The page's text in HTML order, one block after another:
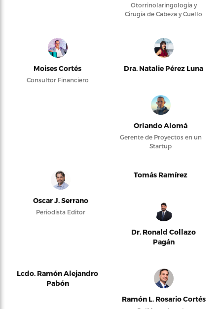
Otorrinolaringología y
Cirugía de Cabeza y Cuello
Moises Cortés
Consultor Financiero
Dra. Natalie Pérez Luna
Orlando Alomá
Gerente de Proyectos en un
Startup
Oscar J. Serrano
Periodista Editor
Tomás Ramírez
Dr. Ronald Collazo
Pagán
Lcdo. Ramón Alejandro
Pabón
Ramón L. Rosario Cortés